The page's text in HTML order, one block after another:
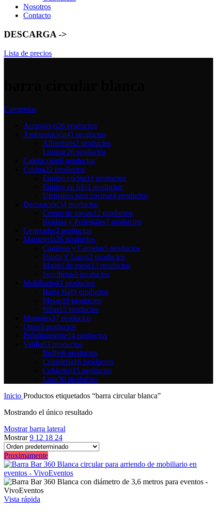
Nosotros
Contacto
DESCARGA ->
Lista de precios
Categorías
Accesorios26 productos
Ambientación41 productos
Alfombras2 productos
Lounge26 productos
Calefacción6 productos
Cocina22 productos
Equipo cocina11 productos
Equipo de frío3 productos
Utensilios para cocinar4 productos
Decoración34 productos
Centro de mesas12 productos
Repisas y Pedestales7 productos
Generador2 productos
Mantelería26 productos
Caminos y Carpetas5 productos
Funda Y Lazos2 productos
Mantel de mesa13 productos
Servilletas3 productos
Mobiliario43 productos
Barra Bar9 productos
Mesas19 productos
Sillas15 productos
Montajes37 productos
Otros3 productos
Próximamente14 productos
Vajilla63 productos
Buffet6 productos
Cristalería16 productos
Cubiertos15 productos
Loza30 productos
Inicio Productos etiquetados “barra circular blanca”
Mostrando el único resultado
Mostrar barra lateral
Mostrar9 12 18 24
Proximamente
Vista rápida